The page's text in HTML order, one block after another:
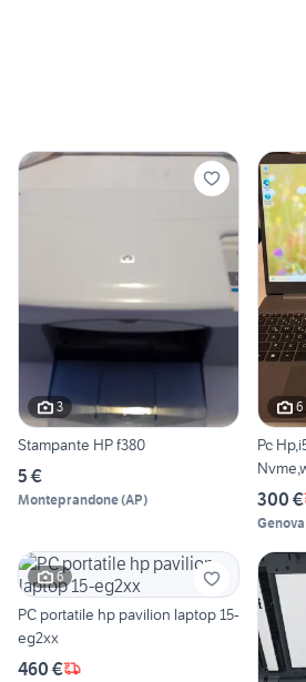
3
Stampante HP f380
5 €
Monteprandone(AP)
6
Pc
300 €
Genova
6
PC portatile hp pavilion laptop 15-
eg2xx
460 €